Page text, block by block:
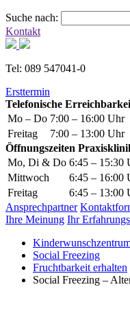
Suche nach:
Kontakt
Tel: 089 547041-0
Ersttermin
Telefonische
Mo – Do 7:00 – 16:00 Uhr
Freitag
7:00 – 13:00 Uhr
Öffnungszeiten
Mo, Di & Do 6:45 – 15:30
Mittwoch
6:45 – 16:00
Freitag
6:45 – 13:00
Ansprechpartner
Ihre Meinung Ihr
Social Freezing
Fruchtbarkeit erhalten
Social Freezing –